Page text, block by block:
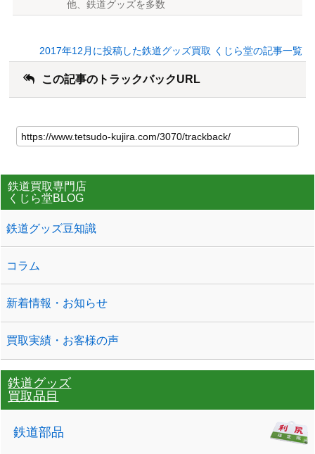
他、鉄道グッズを多数
2017年12月に投稿した鉄道グッズ買取 くじら堂の記事一覧
この記事のトラックバックURL
鉄道買取専門店
くじら堂BLOG
鉄道グッズ豆知識
コラム
新着情報・お知らせ
買取実績・お客様の声
鉄道グッズ
買取品目
鉄道部品